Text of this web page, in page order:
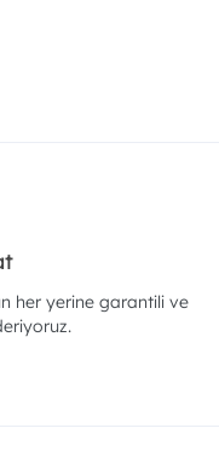
her yerine garantili ve